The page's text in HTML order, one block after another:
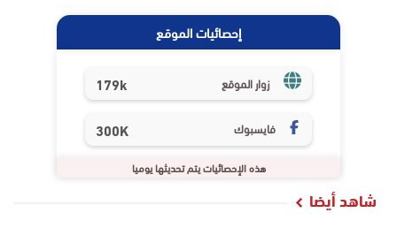
إحصائيات الموقع
زوار الموقع 179k
فايسبوك 300K
هذه الإحصائيات يتم تحديثها يوميا
شاهد أيضا